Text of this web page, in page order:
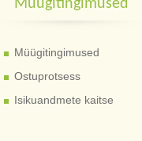
Müügitingimused
Müügitingimused
Ostuprotsess
Isikuandmete kaitse